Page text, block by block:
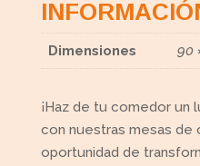
Dimensiones 90
¡Haz de tu comedor un
con nuestras mesas de
oportunidad de